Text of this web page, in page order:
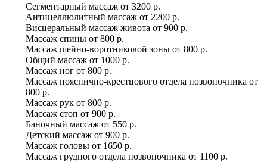
Сегментарный массаж от 3200 р.
Антицеллюлитный массаж от 2200 р.
Висцеральный массаж живота от 900 р.
Массаж спины от 800 р.
Массаж шейно-воротниковой зоны от 800 р.
Общий массаж от 1000 р.
Массаж ног от 800 р.
Массаж пояснично-крестцового отдела позвоночника от
800 р.
Массаж рук от 800 р.
Массаж стоп от 900 р.
Баночный массаж от 550 р.
Детский массаж от 900 р.
Массаж головы от 1650 р.
Массаж грудного отдела позвоночника от 1100 р.